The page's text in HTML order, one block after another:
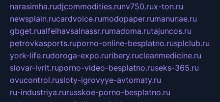
narasimha.rudjcommodities.runv750.rux-ton.ru
newsplain.rucardvoice.rumodopaper.rumanunae.ru
gbget.rualfeihavsalnassr.rumadoma.rutajuncos.ru
petrovkasports.ruporno-online-besplatno.rusplclub.ru
york-life.rudoroga-expo.ruribery.rucleanmedicine.ru
slovar-ivrit.ruporno-video-besplatno.ruseks-365.ru
ovucontrol.rusloty-igrovyye-avtomaty.ru
ru-industriya.rurusskoe-porno-besplatno.ru